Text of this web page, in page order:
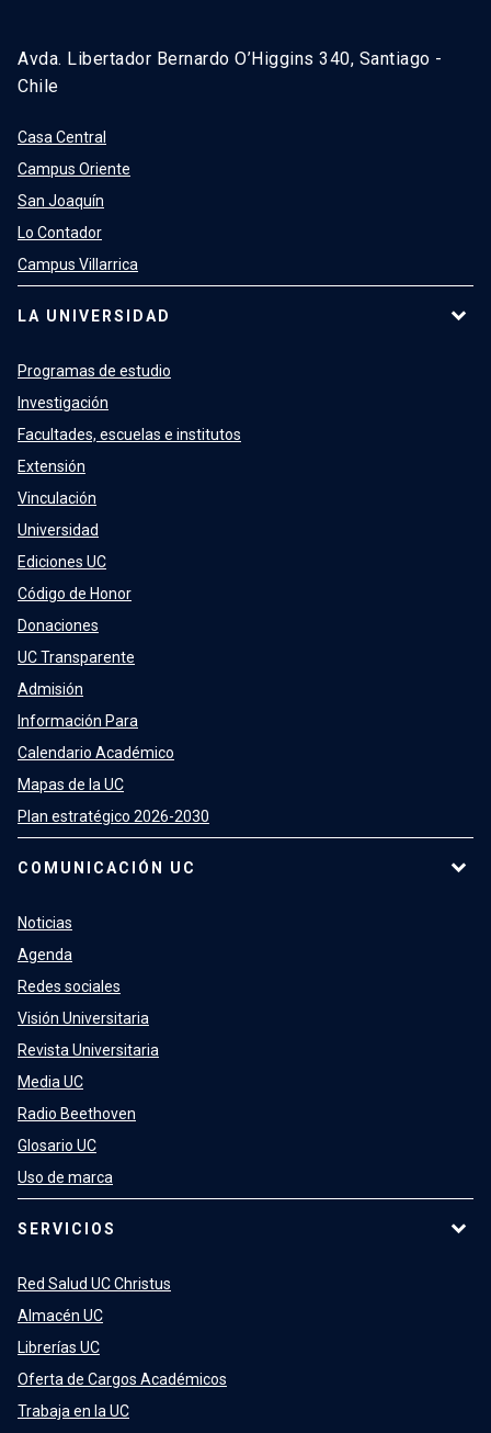
Avda. Libertador Bernardo O’Higgins 340, Santiago -
Chile
Casa Central
Campus Oriente
San Joaquín
Lo Contador
Campus Villarrica
LA UNIVERSIDAD
Programas de estudio
Investigación
Facultades, escuelas e institutos
Extensión
Vinculación
Universidad
Ediciones UC
Código de Honor
Donaciones
UC Transparente
Admisión
Información Para
Calendario Académico
Mapas de la UC
Plan estratégico 2026-2030
COMUNICACIÓN UC
Noticias
Agenda
Redes sociales
Visión Universitaria
Revista Universitaria
Media UC
Radio Beethoven
Glosario UC
Uso de marca
SERVICIOS
Red Salud UC Christus
Almacén UC
Librerías UC
Oferta de Cargos Académicos
Trabaja en la UC